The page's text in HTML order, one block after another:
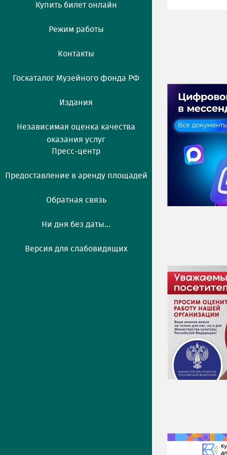
Купить билет онлайн
Режим работы
Контакты
Госкаталог Музейного фонда РФ
Издания
Независимая оценка качества
оказания услуг
Пресс-центр
Предоставление в аренду площадей
Обратная связь
Ни дня без даты...
Версия для слабовидящих